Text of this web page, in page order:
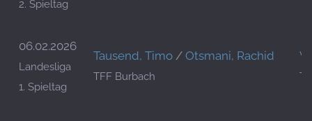
2. Spieltag
06.02.2026
Landesliga
1. Spieltag
Tausend, Timo / Otsmani, Rachid
TFF Burbach